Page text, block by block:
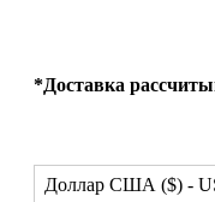
*Доставка
Доллар США ($) -